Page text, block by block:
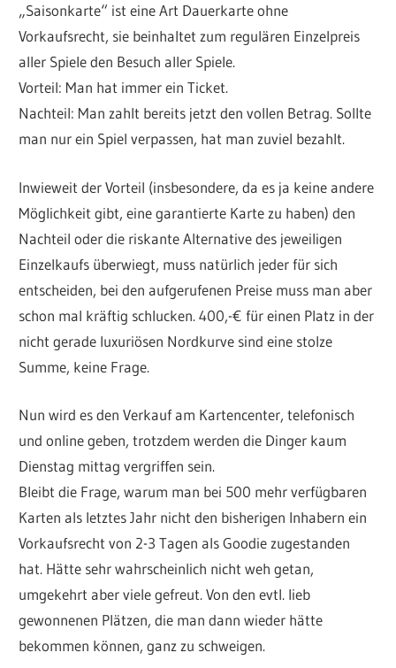
„Saisonkarte“ ist eine Art Dauerkarte ohne
Vorkaufsrecht, sie beinhaltet zum regulären Einzelpreis
aller Spiele den Besuch aller Spiele.
Vorteil: Man hat immer ein Ticket.
Nachteil: Man zahlt bereits jetzt den vollen Betrag. Sollte
man nur ein Spiel verpassen, hat man zuviel bezahlt.
Inwieweit der Vorteil (insbesondere, da es ja keine andere
Möglichkeit gibt, eine garantierte Karte zu haben) den
Nachteil oder die riskante Alternative des jeweiligen
Einzelkaufs überwiegt, muss natürlich jeder für sich
entscheiden, bei den aufgerufenen Preise muss man aber
schon mal kräftig schlucken. 400,-€ für einen Platz in der
nicht gerade luxuriösen Nordkurve sind eine stolze
Summe, keine Frage.
Nun wird es den Verkauf am Kartencenter, telefonisch
und online geben, trotzdem werden die Dinger kaum
Dienstag mittag vergriffen sein.
Bleibt die Frage, warum man bei 500 mehr verfügbaren
Karten als letztes Jahr nicht den bisherigen Inhabern ein
Vorkaufsrecht von 2-3 Tagen als Goodie zugestanden
hat. Hätte sehr wahrscheinlich nicht weh getan,
umgekehrt aber viele gefreut. Von den evtl. lieb
gewonnenen Plätzen, die man dann wieder hätte
bekommen können, ganz zu schweigen.